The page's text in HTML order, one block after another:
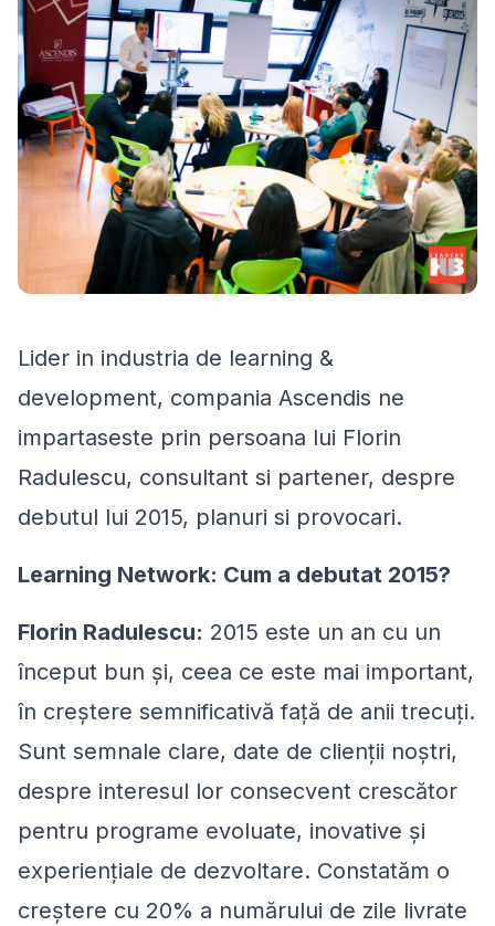
Lider in industria de learning &
development, compania Ascendis ne
impartaseste prin persoana lui Florin
Radulescu, consultant si partener, despre
debutul lui 2015, planuri si provocari.
Learning Network: Cum a debutat 2015?
Florin Radulescu: 2015 este un an cu un
început bun și, ceea ce este mai important,
în creștere semnificativă față de anii trecuți.
Sunt semnale clare, date de clienții noștri,
despre interesul lor consecvent crescător
pentru programe evoluate, inovative şi
experiențiale de dezvoltare. Constatăm o
creștere cu 20% a numărului de zile livrate